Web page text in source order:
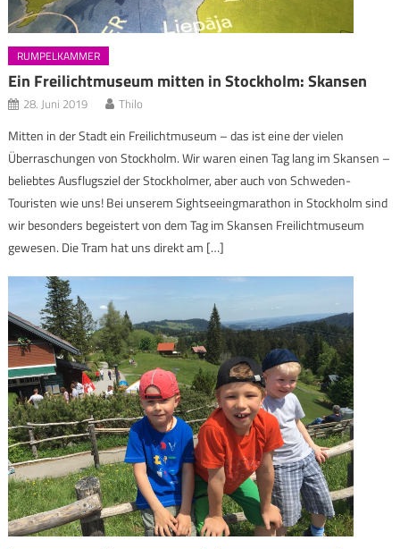
RUMPELKAMMER
Ein Freilichtmuseum mitten in Stockholm: Skansen
28. Juni 2019 Thilo
Mitten in der Stadt ein Freilichtmuseum – das ist eine der vielen
Überraschungen von Stockholm. Wir waren einen Tag lang im Skansen –
beliebtes Ausflugsziel der Stockholmer, aber auch von Schweden-
Touristen wie uns! Bei unserem Sightseeingmarathon in Stockholm sind
wir besonders begeistert von dem Tag im Skansen Freilichtmuseum
gewesen. Die Tram hat uns direkt am […]